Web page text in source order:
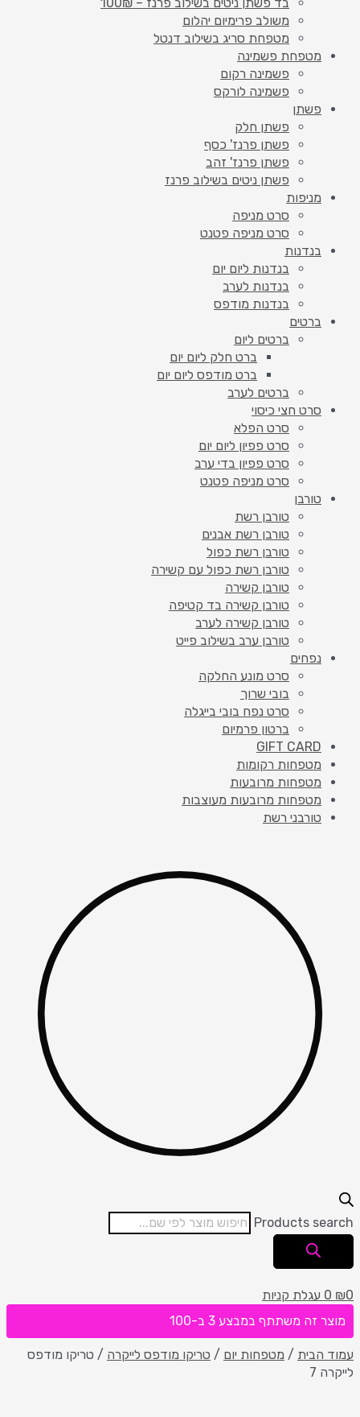
משולב פרימיום יהלום
מטפחת סריג בשילוב דנטל
מטפחת פשמינה
פשמינה רקום
פשמינה לורקס
פשתן
פשתן חלק
פשתן פרנז' כסף
פשתן פרנז' זהב
פשתן ניטים בשילוב פרנז
מניפות
סרט מניפה
סרט מניפה פטנט
בנדנות
בנדנות ליום יום
בנדנות לערב
בנדנות מודפס
ברטים
ברטים ליום
ברט חלק ליום יום
ברט מודפס ליום יום
ברטים לערב
סרט חצי כיסוי
סרט הפלא
סרט פפיון ליום יום
סרט פפיון בדי ערב
סרט מניפה פטנט
טורבן
טורבן רשת
טורבן רשת אבנים
טורבן רשת כפול
טורבן רשת כפול עם קשירה
טורבן קשירה
טורבן קשירה בד קטיפה
טורבן קשירה לערב
טורבן ערב בשילוב פייט
נפחים
סרט מונע החלקה
בובי שרוך
סרט נפח בובי בייגלה
ברטון פרמיום
GIFT CARD
מטפחות רקומות
מטפחות מרובעות
מטפחות מרובעות מעוצבות
טורבני רשת
Products search
₪0
0 עגלת קניות
מוצר זה משתתף במבצע 3 ב-100
עמוד הבית / מטפחות יום / טריקו מודפס לייקרה / טריקו מודפס
לייקרה 7